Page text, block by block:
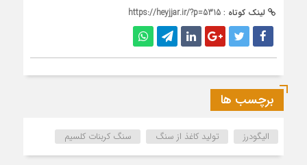
لینک کوتاه : https://heyjjar.ir/?p=5315
برچسب ها
الیگودرز تولید کاغذ از سنگ سنگ کربنات کلسیم